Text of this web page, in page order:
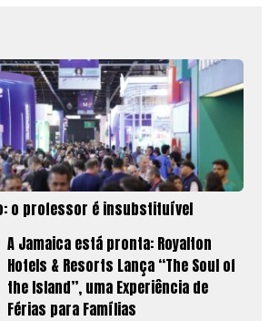
o professor é insubstituível
A Jamaica está pronta: Royalton
Hotels & Resorts Lança “The Soul of
the Island”, uma Experiência de
Férias para Famílias